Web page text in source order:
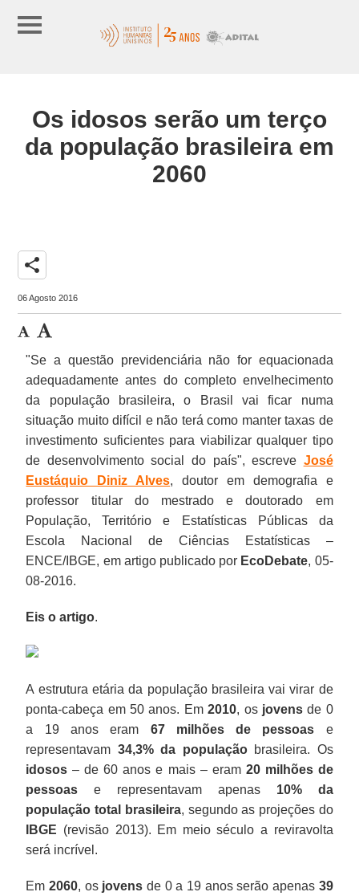
Os idosos serão um terço
da população brasileira em
2060
share
06 Agosto 2016
"Se a questão previdenciária não for equacionada
adequadamente antes do completo envelhecimento
da população brasileira, o Brasil vai ficar numa
situação muito difícil e não terá como manter taxas de
investimento suficientes para viabilizar qualquer tipo
de desenvolvimento social do país", escreve José
Eustáquio Diniz Alves,doutor em demografia e
professor titular do mestrado e doutorado em
População, Território e Estatísticas Públicas da
Escola Nacional de Ciências Estatísticas –
ENCE/IBGE, em artigo publicado por EcoDebate, 05-
08-2016.
Eis o artigo.
A estrutura etária da população brasileira vai virar de
ponta-cabeça em 50 anos. Em2010, os jovensde 0
a 19 anos eram 67 milhões de pessoas e
representavam 34,3% da populaçãobrasileira. Os
idosos – de 60 anos e mais – eram 20 milhões de
pessoas e representavam apenas 10% da
população total brasileira, segundo as projeções do
IBGE (revisão 2013). Em meio século a reviravolta
será incrível.
Em2060, os jovens de 0 a 19 anos serão apenas 39